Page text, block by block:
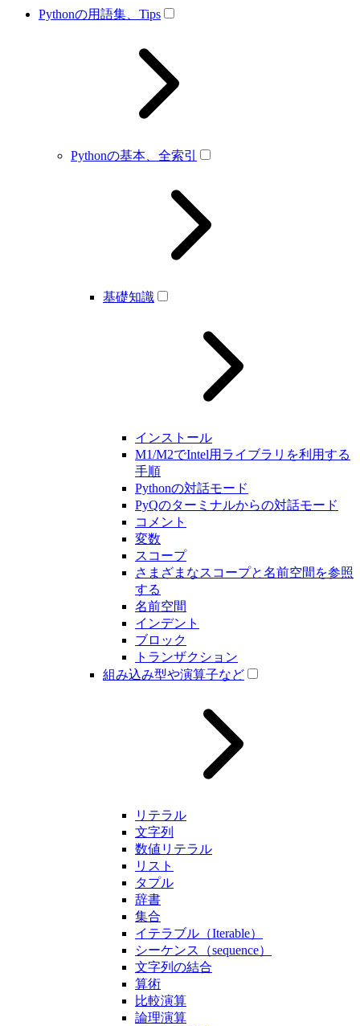
Pythonの用語集、Tips
Pythonの基本、全索引
基礎知識
インストール
M1/M2でIntel用ライブラリを利用する
手順
Pythonの対話モード
PyQのターミナルからの対話モード
コメント
変数
スコープ
さまざまなスコープと名前空間を参照
する
名前空間
インデント
ブロック
トランザクション
組み込み型や演算子など
リテラル
文字列
数値リテラル
リスト
タプル
辞書
集合
イテラブル（Iterable）
シーケンス（sequence）
文字列の結合
算術
比較演算
論理演算